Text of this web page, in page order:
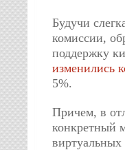
Будучи
комиссии,
поддержку
изменились
5%.
Причем, в
конкретный